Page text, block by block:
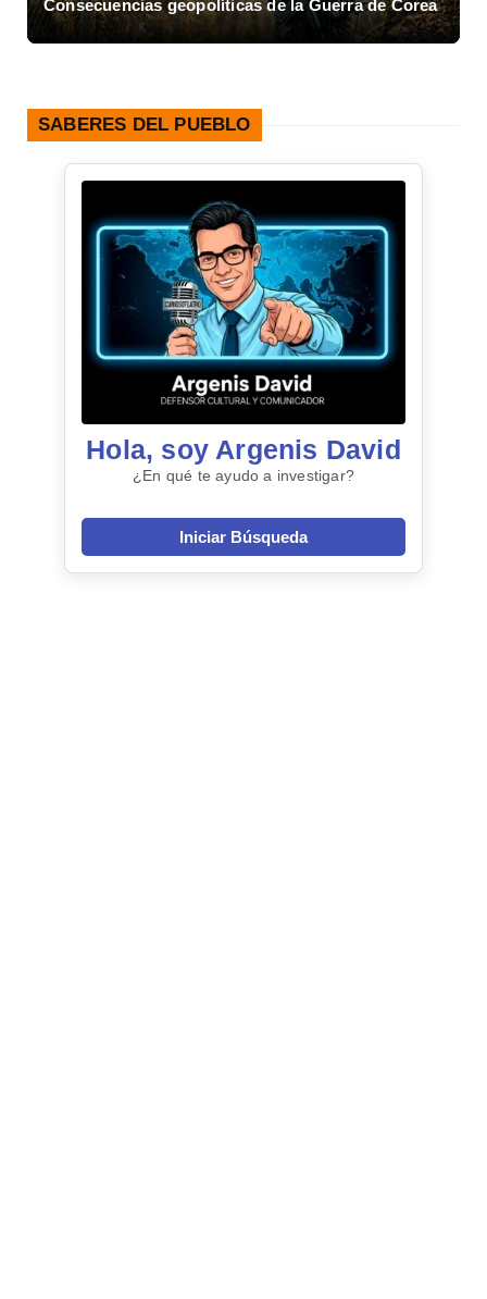
Consecuencias geopolíticas de la Guerra de Corea
SABERES DEL PUEBLO
Hola, soy Argenis David
¿En qué te ayudo a investigar?
Iniciar Búsqueda